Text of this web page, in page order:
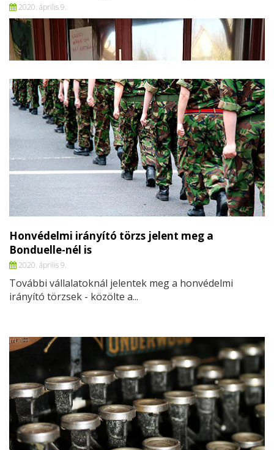
2020. április 9.
Honvédelmi irányító törzs jelent meg a
Bonduelle-nél is
2020. április 9.
További vállalatoknál jelentek meg a honvédelmi
irányító törzsek - közölte a...